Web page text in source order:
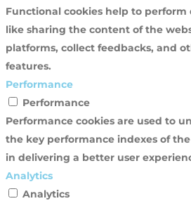
Functional cookies help to
like sharing the content of the
platforms, collect feedbacks, and
features.
Performance
Performance
Performance cookies are used to
the key performance indexes of
in delivering a better user
Analytics
Analytics